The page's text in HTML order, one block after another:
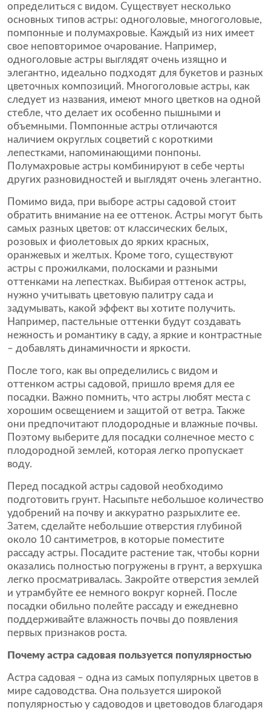
определиться с видом. Существует несколько
основных типов астры: одноголовые, многоголовые,
помпонные и полумахровые. Каждый из них имеет
свое неповторимое очарование. Например,
одноголовые астры выглядят очень изящно и
элегантно, идеально подходят для букетов и разных
цветочных композиций. Многоголовые астры, как
следует из названия, имеют много цветков на одной
стебле, что делает их особенно пышными и
объемными. Помпонные астры отличаются
наличием округлых соцветий с короткими
лепестками, напоминающими понпоны.
Полумахровые астры комбинируют в себе черты
других разновидностей и выглядят очень элегантно.
Помимо вида, при выборе астры садовой стоит
обратить внимание на ее оттенок. Астры могут быть
самых разных цветов: от классических белых,
розовых и фиолетовых до ярких красных,
оранжевых и желтых. Кроме того, существуют
астры с прожилками, полосками и разными
оттенками на лепестках. Выбирая оттенок астры,
нужно учитывать цветовую палитру сада и
задумывать, какой эффект вы хотите получить.
Например, пастельные оттенки будут создавать
нежность и романтику в саду, а яркие и контрастные
– добавлять динамичности и яркости.
После того, как вы определились с видом и
оттенком астры садовой, пришло время для ее
посадки. Важно помнить, что астры любят места с
хорошим освещением и защитой от ветра. Также
они предпочитают плодородные и влажные почвы.
Поэтому выберите для посадки солнечное место с
плодородной землей, которая легко пропускает
воду.
Перед посадкой астры садовой необходимо
подготовить грунт. Насыпьте небольшое количество
удобрений на почву и аккуратно разрыхлите ее.
Затем, сделайте небольшие отверстия глубиной
около 10 сантиметров, в которые поместите
рассаду астры. Посадите растение так, чтобы корни
оказались полностью погружены в грунт, а верхушка
легко просматривалась. Закройте отверстия землей
и утрамбуйте ее немного вокруг корней. После
посадки обильно полейте рассаду и ежедневно
поддерживайте влажность почвы до появления
первых признаков роста.
Почему астра садовая пользуется популярностью
Астра садовая – одна из самых популярных цветов в
мире садоводства. Она пользуется широкой
популярностью у садоводов и цветоводов благодаря